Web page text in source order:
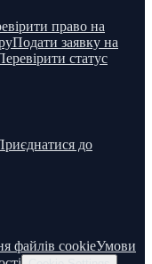
право на
Подати заявку на
статус
до
файлів cookieУмови